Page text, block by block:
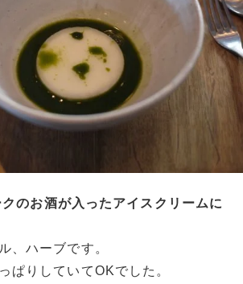
のお酒が入ったアイスクリームに
、ハーブです。
ぱりしていてOKでした。